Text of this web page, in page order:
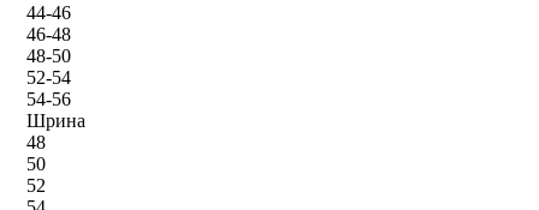
44-46
46-48
48-50
52-54
54-56
Шрина
48
50
52